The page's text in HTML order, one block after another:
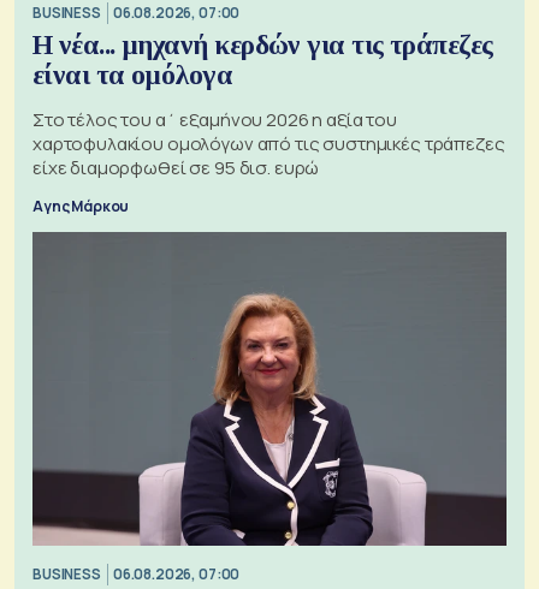
BUSINESS 06.08.2026, 07:00
Η νέα... μηχανή κερδών για τις τράπεζες
είναι τα ομόλογα
Στο τέλος του α΄ εξαμήνου 2026 η αξία του
χαρτοφυλακίου ομολόγων από τις συστημικές τράπεζες
είχε διαμορφωθεί σε 95 δισ. ευρώ
Αγης Μάρκου
BUSINESS 06.08.2026, 07:00